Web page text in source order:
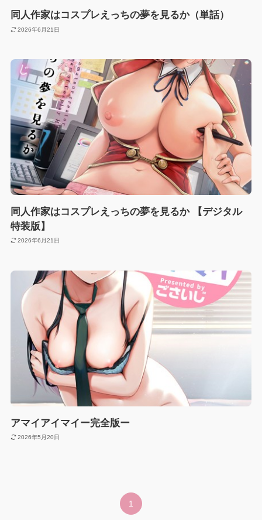
同人作家はコスプレえっちの夢を見るか（単話）
2026年6月21日
同人作家はコスプレえっちの夢を見るか 【デジタル
特装版】
2026年6月21日
アマイアイマイー完全版ー
2026年5月20日
1